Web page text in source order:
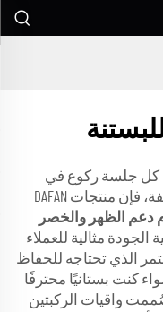
كل جلسة ركوع في
الحديقة؟ لا تبحث بعيدًا! كبديل أقل تكلفة، فإن منتجات DAFAN
دعم الظهر والخصر
الجودة مثالية للعملاء
الذي تحتاجه للحفاظ
كنت بستانيًا محترفًا
واقيات الركبتين